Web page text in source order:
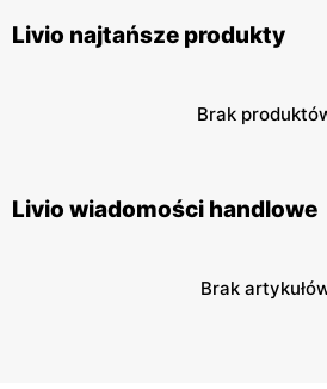
Livio najtańsze produkty
Brak
Livio wiadomości handlowe
Brak